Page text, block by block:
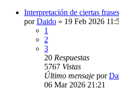
Interpretación de ciertas
porDaido » 19 Feb 2026
1
2
3
20 Respuestas
5767 Vistas
Último mensaje por
06 Mar 2026 21:21